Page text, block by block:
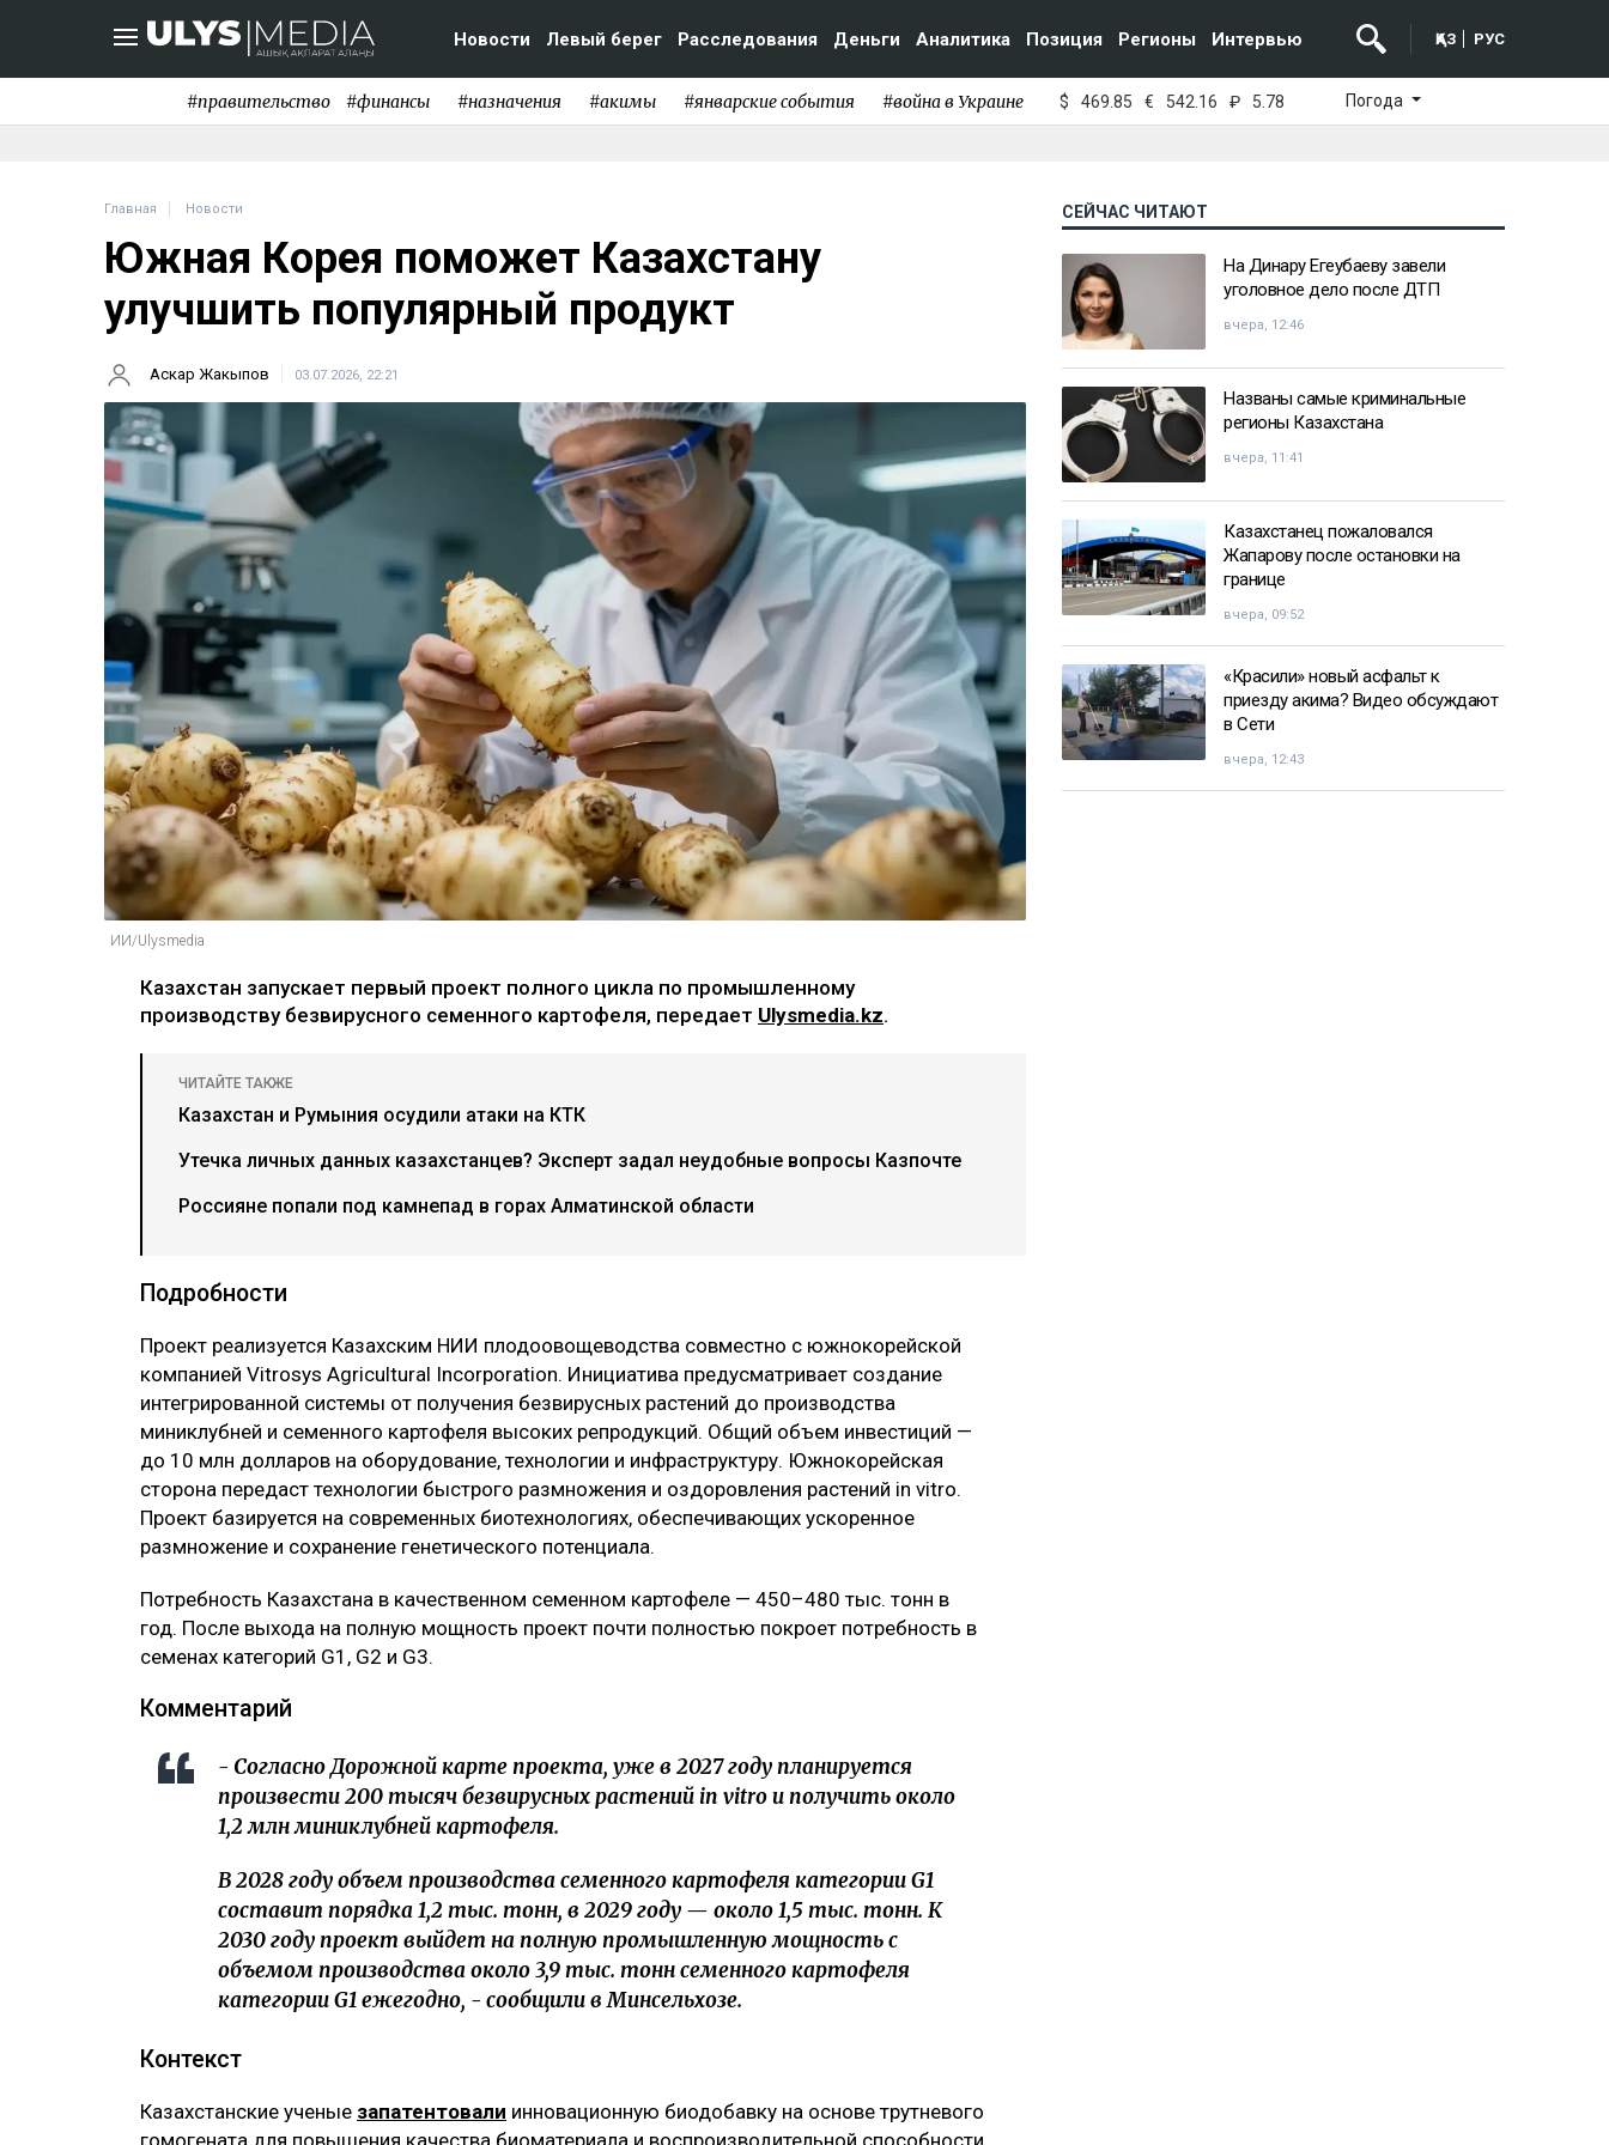
Новости Левый берег Расследования Деньги Аналитика Позиция Регионы Интервью ҚАЗ РУС
#правительство #финансы #назначения #акимы #январские события #война в Украине $ 469.85 € 542.16 ₽ 5.78 Погода
Главная Новости
Южная Корея поможет Казахстану
улучшить популярный продукт
Аскар Жакыпов 03.07.2026, 22:21
ИИ/Ulysmedia
Казахстан запускает первый проект полного цикла по промышленному
производству безвирусного семенного картофеля, передает Ulysmedia.kz.
ЧИТАЙТЕ ТАКЖЕ
Казахстан и Румыния осудили атаки на КТК
Утечка личных данных казахстанцев? Эксперт задал неудобные вопросы Казпочте
Россияне попали под камнепад в горах Алматинской области
Подробности
Проект реализуется Казахским НИИ плодоовощеводства совместно с южнокорейской
компанией Vitrosys Agricultural Incorporation. Инициатива предусматривает создание
интегрированной системы от получения безвирусных растений до производства
миниклубней и семенного картофеля высоких репродукций. Общий объем инвестиций —
до 10 млн долларов на оборудование, технологии и инфраструктуру. Южнокорейская
сторона передаст технологии быстрого размножения и оздоровления растений in vitro.
Проект базируется на современных биотехнологиях, обеспечивающих ускоренное
размножение и сохранение генетического потенциала.
Потребность Казахстана в качественном семенном картофеле — 450–480 тыс. тонн в
год. После выхода на полную мощность проект почти полностью покроет потребность в
семенах категорий G1, G2 и G3.
Комментарий
- Согласно Дорожной карте проекта, уже в 2027 году планируется
произвести 200 тысяч безвирусных растений in vitro и получить около
1,2 млн миниклубней картофеля.
В 2028 году объем производства семенного картофеля категории G1
составит порядка 1,2 тыс. тонн, в 2029 году — около 1,5 тыс. тонн. К
2030 году проект выйдет на полную промышленную мощность с
объемом производства около 3,9 тыс. тонн семенного картофеля
категории G1 ежегодно, - сообщили в Минсельхозе.
Контекст
Казахстанские ученые запатентовали инновационную биодобавку на основе трутневого
СЕЙЧАС ЧИТАЮТ
На Динару Егеубаеву завели
уголовное дело после ДТП
вчера, 12:46
Названы самые криминальные
регионы Казахстана
вчера, 11:41
Казахстанец пожаловался
Жапарову после остановки на
границе
вчера, 09:52
«Красили» новый асфальт к
приезду акима? Видео обсуждают
в Сети
вчера, 12:43